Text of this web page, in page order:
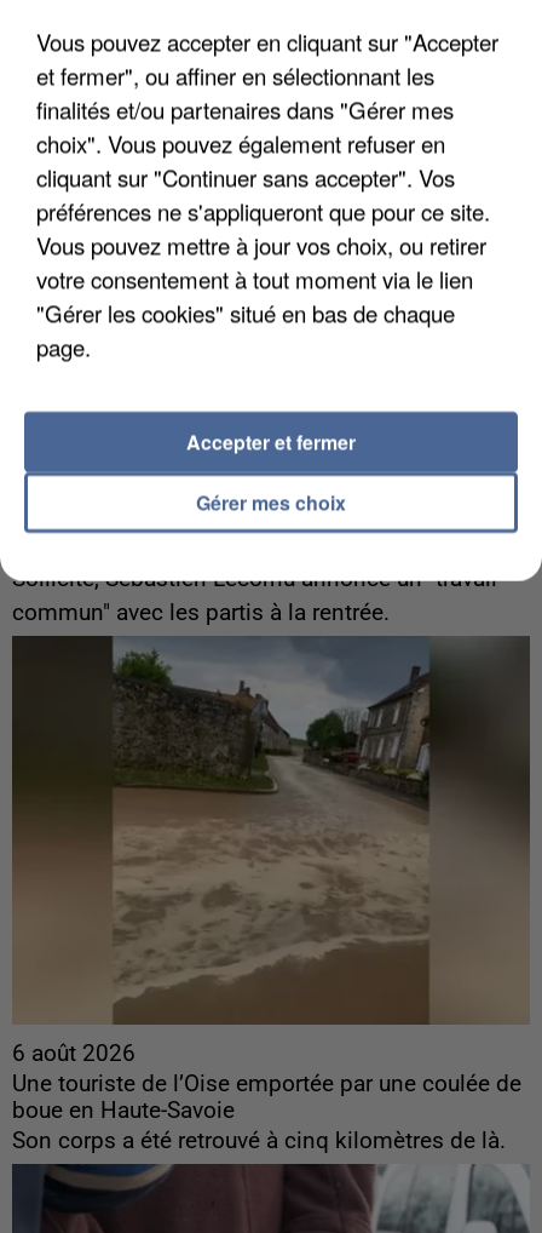
quelques jours plus tôt.
Gabriel Attal et Raphaël Glucksmann visés par des
Sollicité, Sébastien Lecornu annonce un "travail
commun" avec les partis à la rentrée.
6 août 2026
Une touriste de l’Oise emportée par une coulée de
boue en Haute-Savoie
Son corps a été retrouvé à cinq kilomètres de là.
Vous pouvez accepter en cliquant sur "Accepter
et fermer", ou affiner en sélectionnant les
finalités et/ou partenaires dans "Gérer mes
choix". Vous pouvez également refuser en
cliquant sur "Continuer sans accepter". Vos
préférences ne s'appliqueront que pour ce site.
Vous pouvez mettre à jour vos choix, ou retirer
votre consentement à tout moment via le lien
"Gérer les cookies" situé en bas de chaque
page.
Gérer mes choix
Accepter et fermer